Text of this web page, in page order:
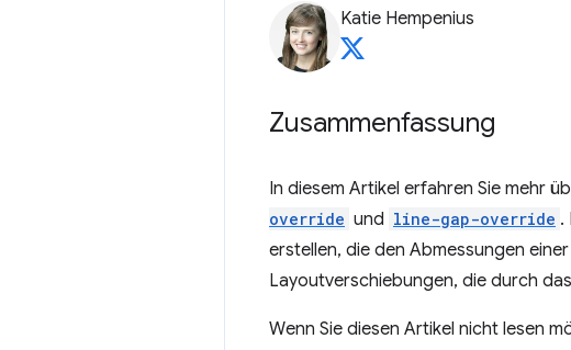
Katie Hempenius
Zusammenfassung
In diesem Artikel erfahren Sie mehr
override und line-gap-override .
erstellen, die den Abmessungen
Layoutverschiebungen, die durch
Wenn Sie diesen Artikel nicht lesen